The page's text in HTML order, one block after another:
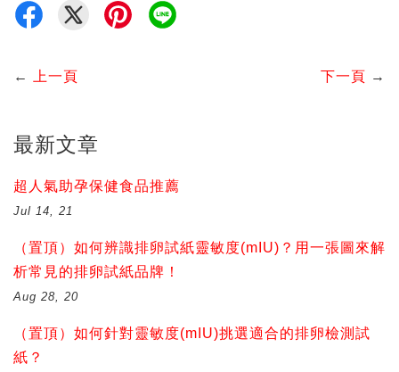
← 上一頁 下一頁 →
最新文章
超人氣助孕保健食品推薦
Jul 14, 21
（置頂）如何辨識排卵試紙靈敏度(mIU)？用一張圖來解
析常見的排卵試紙品牌！
Aug 28, 20
（置頂）如何針對靈敏度(mIU)挑選適合的排卵檢測試
紙？